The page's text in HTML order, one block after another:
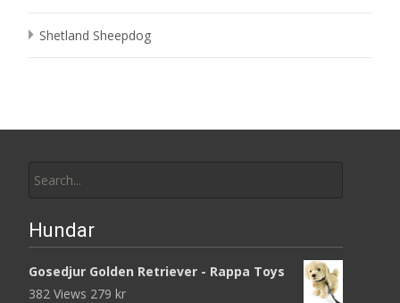
Shetland Sheepdog
for:
Hundar
Gosedjur Golden Retriever - Rappa Toys
382 Views 279 kr